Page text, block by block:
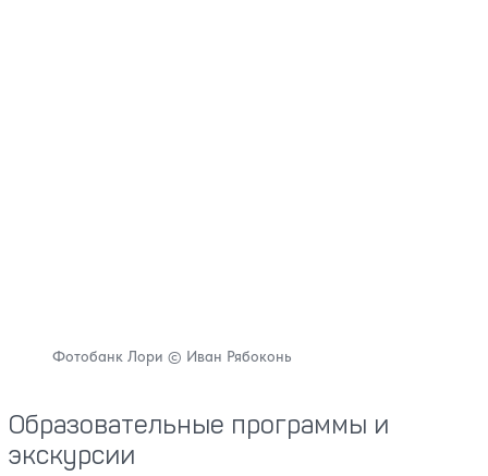
Фотобанк Лори © Иван Рябоконь
Образовательные программы и
экскурсии